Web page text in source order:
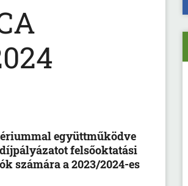
együttműködve
felsőoktatási
számára a 2023/2024-es